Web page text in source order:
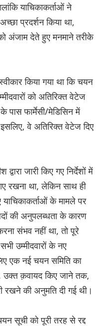
याचिकाकर्ताओं ने
प्रदर्शन किया था,
अंजाम देते हुए मनमाने तरीके
किया गया था कि चयन
को अतिरिक्त वेटेज
पास फार्मेसी/मेडिसिन में
वे अतिरिक्त वेटेज दिए
जारी किए गए निर्देशों में
रखना था, लेकिन साथ ही
के मामले पर
की अनुपलब्धता के कारण
संभव नहीं था, तो पूरे
उम्मीदवारों के नए
एक नई चयन समिति का
उक्त क़वायद किए जाने तक,
रखने की अनुमति दी गई थी।
सूची को पूरी तरह से रद्द